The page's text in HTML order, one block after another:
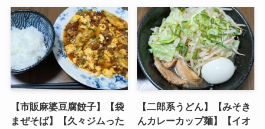
【市販麻婆豆腐餃子】【袋
まぜそば】【久々ジムった
【二郎系うどん】【みそき
んカレーカップ麺】【イオ